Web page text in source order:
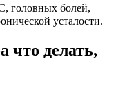
головных болей,
усталости.
что делать,